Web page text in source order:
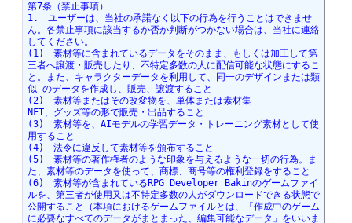
第7条（禁止事項）
1.　ユーザーは、当社の承諾なく以下の行為を行うことはできませ
ん。各禁止事項に該当するか否か判断がつかない場合は、当社に連絡
してください。
(1)　素材等に含まれているデータをそのまま、もしくは加工して第
三者へ譲渡・販売したり、不特定多数の人に配信可能な状態にするこ
と。また、キャラクターデータを利用して、同一のデザインまたは類
似 のデータを作成し、販売、譲渡すること
(2)　素材等またはその改変物を、単体または素材集
NFT、グッズ等の形で販売・出品すること
(3)　素材等を、AIモデルの学習データ・トレーニング素材として使
用すること
(4)　法令に違反して素材等を頒布すること
(5)　素材等の著作権者のような印象を与えるような一切の行為。ま
た、素材等のデータを使って、商標、商号等の権利登録をすること
(6)　素材等が含まれているRPG Developer Bakinのゲームファイ
ルを、第三者が使用又は不特定多数の人がダウンロードできる状態で
公開すること（本項におけるゲームファイルとは、「作成中のゲーム
に必要なすべてのデータがまとまった、編集可能なデータ」をいいま